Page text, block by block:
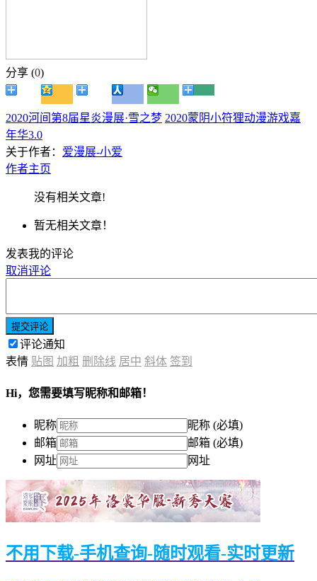
分享 (0)
2020河间第8届星炎漫展·雪之梦 2020蒙阴小符狸动漫游戏嘉
年华3.0
关于作者： 爱漫展-小爱
作者主页
没有相关文章!
暂无相关文章！
发表我的评论
取消评论
提交评论
评论通知
表情 贴图 加粗 删除线 居中 斜体 签到
Hi，您需要填写昵称和邮箱！
昵称
昵称 (必填)
邮箱
邮箱 (必填)
网址
网址
不用下载-手机查询-随时观看-实时更新